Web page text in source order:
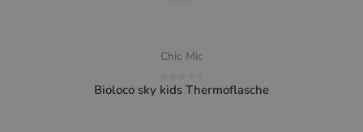
Chic Mic
Bioloco sky kids Thermoflasche